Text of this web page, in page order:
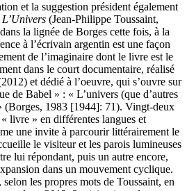
et la suggestion président également
L’Univers (Jean-Philippe Toussaint,
la lignée de Borges cette fois, à la
à l’écrivain argentin est une façon
de l’imaginaire dont le livre est le
dans le court documentaire, réalisé
et dédié à l’oeuvre, qui s’ouvre sur
de Babel » : « L’univers (que d’autres
(Borges, 1983 [1944]: 71). Vingt-deux
livre » en différentes langues et
une invite à parcourir littérairement le
le visiteur et les parois lumineuses
lui répondant, puis un autre encore,
dans un mouvement cyclique.
les propres mots de Toussaint, en